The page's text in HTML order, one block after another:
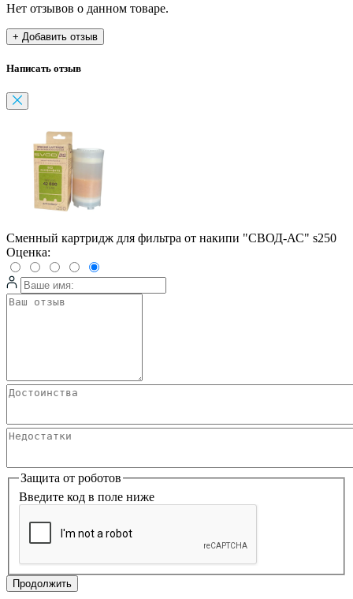
Нет отзывов о данном товаре.
+ Добавить отзыв
Написать отзыв
Сменный картридж для фильтра от накипи "СВОД-АС" s250
Оценка:
Защита от роботов
Введите код в поле ниже
Продолжить